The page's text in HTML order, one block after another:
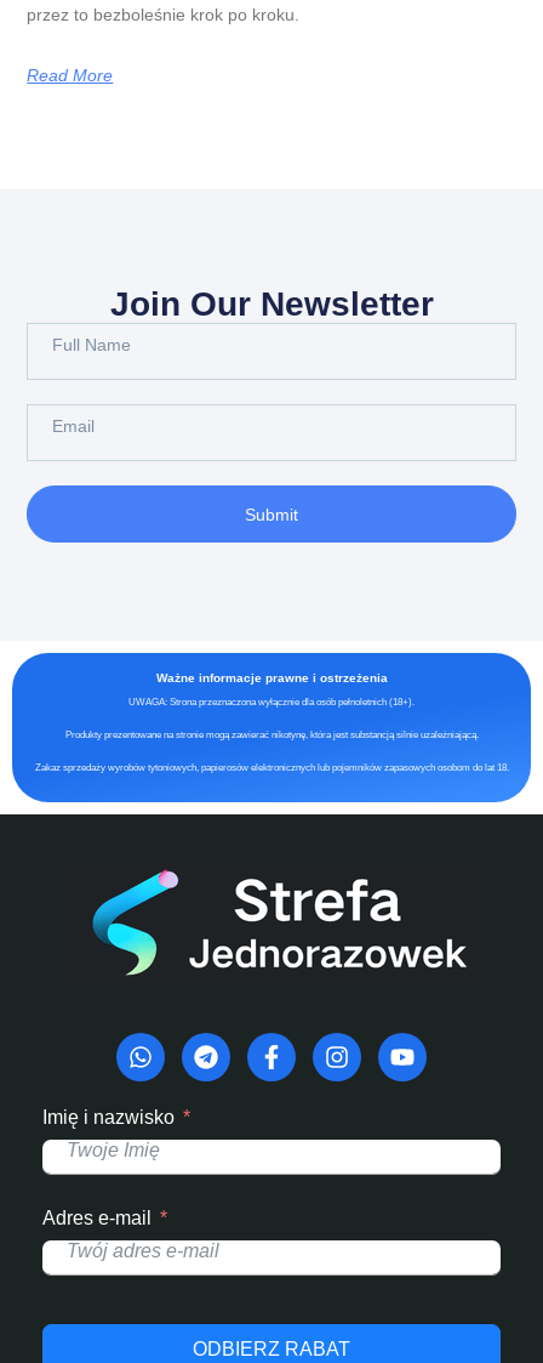
przez to bezboleśnie krok po kroku.
Read More
Join Our Newsletter
Submit
Ważne informacje prawne i ostrzeżenia
UWAGA: Strona przeznaczona wyłącznie dla osób pełnoletnich (18+).
Produkty prezentowane na stronie mogą zawierać nikotynę, która jest substancją silnie uzależniającą.
Zakaz sprzedaży wyrobów tytoniowych, papierosów elektronicznych lub pojemników zapasowych osobom do lat 18.
Imię i nazwisko
Adres e-mail
ODBIERZ RABAT